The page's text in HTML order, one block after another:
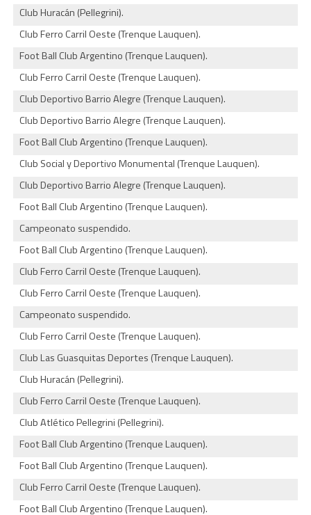
Club Huracán (Pellegrini).
Club Ferro Carril Oeste (Trenque Lauquen).
Foot Ball Club Argentino (Trenque Lauquen).
Club Ferro Carril Oeste (Trenque Lauquen).
Club Deportivo Barrio Alegre (Trenque Lauquen).
Club Deportivo Barrio Alegre (Trenque Lauquen).
Foot Ball Club Argentino (Trenque Lauquen).
Club Social y Deportivo Monumental (Trenque Lauquen).
Club Deportivo Barrio Alegre (Trenque Lauquen).
Foot Ball Club Argentino (Trenque Lauquen).
Campeonato suspendido.
Foot Ball Club Argentino (Trenque Lauquen).
Club Ferro Carril Oeste (Trenque Lauquen).
Club Ferro Carril Oeste (Trenque Lauquen).
Campeonato suspendido.
Club Ferro Carril Oeste (Trenque Lauquen).
Club Las Guasquitas Deportes (Trenque Lauquen).
Club Huracán (Pellegrini).
Club Ferro Carril Oeste (Trenque Lauquen).
Club Atlético Pellegrini (Pellegrini).
Foot Ball Club Argentino (Trenque Lauquen).
Foot Ball Club Argentino (Trenque Lauquen).
Club Ferro Carril Oeste (Trenque Lauquen).
Foot Ball Club Argentino (Trenque Lauquen).